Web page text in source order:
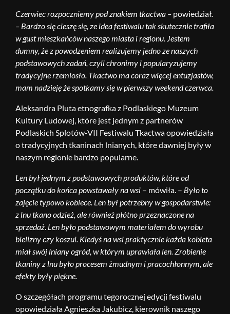
Czerwiec rozpoczniemy pod znakiem tkactwa – powiedział.
– Bardzo się cieszę się, ze idea festiwalu tak skutecznie trafiła
w gust mieszkańców naszego miasta i regionu. Jestem
dumny, że z powodzeniem realizujemy jedno ze naszych
podstawowych zadań, czyli chronimy i popularyzujemy
tradycyjne rzemiosło. Tkactwo ma coraz więcej entuzjastów,
mam nadzieję że spotkamy się w pierwszy weekend czerwca.
Aleksandra Pluta etnografka z Podlaskiego Muzeum
Kultury Ludowej, które jest jednym z partnerów
Podlaskich Splotów-VII Festiwalu Tkactwa opowiedziała
o tradycyjnych tkaninach lnianych, które dawniej były w
naszym regionie bardzo popularne.
Len był jednym z podstawowych produktów, które od
początku do końca powstawały na wsi – mówiła. – Było to
zajęcie typowo kobiece. Len był potrzebny w gospodarstwie:
z lnu tkano odzież, ale również płótno przeznaczone na
sprzedaż. Len było podstawowym materiałem do wyrobu
bielizny czy koszul. Kiedyś na wsi praktycznie każda kobieta
miał swój lniany ogród, w którym uprawiała len. Zrobienie
tkaniny z lnu było procesem żmudnym i pracochłonnym, ale
efekty były piękne.
O szczegółach programu tegorocznej edycji festiwalu
opowiedziała Agnieszka Jakubicz, kierownik naszego